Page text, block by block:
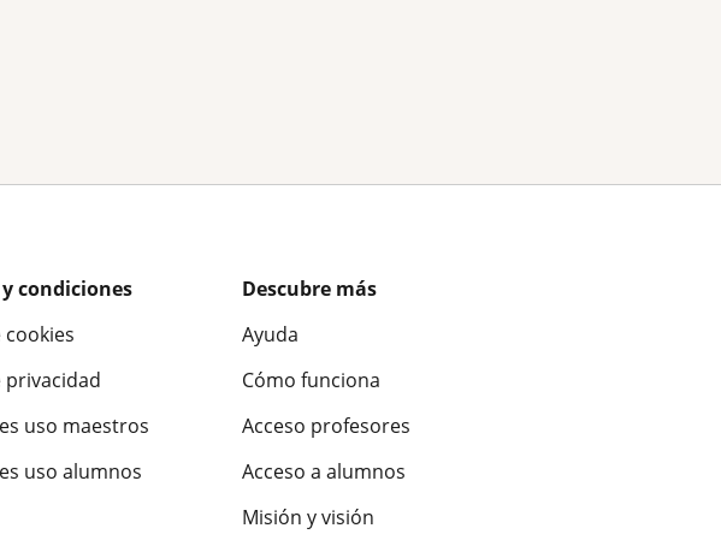
condiciones
cookies
privacidad
uso maestros
uso alumnos
Descubre más
Ayuda
Cómo funciona
Acceso profesores
Acceso a alumnos
Misión y visión